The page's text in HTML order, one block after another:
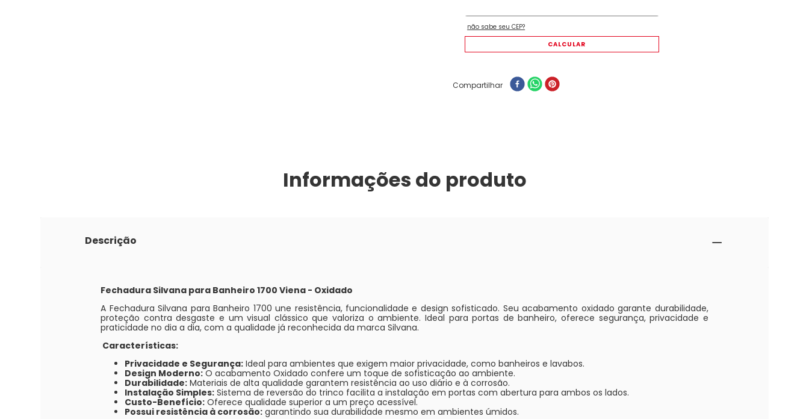
Compartilhar
Informações do produto
Descrição
Fechadura Silvana para Banheiro 1700 Viena - Oxidado
A Fechadura Silvana para Banheiro 1700 une resistência, funcionalidade e design sofisticado. Seu acabamento oxidado garante durabilidade,
proteção contra desgaste e um visual clássico que valoriza o ambiente. Ideal para portas de banheiro, oferece segurança, privacidade e
praticidade no dia a dia, com a qualidade já reconhecida da marca Silvana.
Características:
Privacidade e Segurança: Ideal para ambientes que exigem maior privacidade, como banheiros e lavabos.
Design Moderno: O acabamento Oxidado confere um toque de sofisticação ao ambiente.
Durabilidade: Materiais de alta qualidade garantem resistência ao uso diário e à corrosão.
Instalação Simples: Sistema de reversão do trinco facilita a instalação em portas com abertura para ambos os lados.
Custo-Benefício: Oferece qualidade superior a um preço acessível.
Possui resistência à corrosão: garantindo sua durabilidade mesmo em ambientes úmidos.